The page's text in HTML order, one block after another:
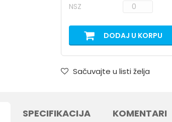
NSZ
DODAJ U KORPU
Sačuvajte u listi želja
SPECIFIKACIJA KOMENTARI